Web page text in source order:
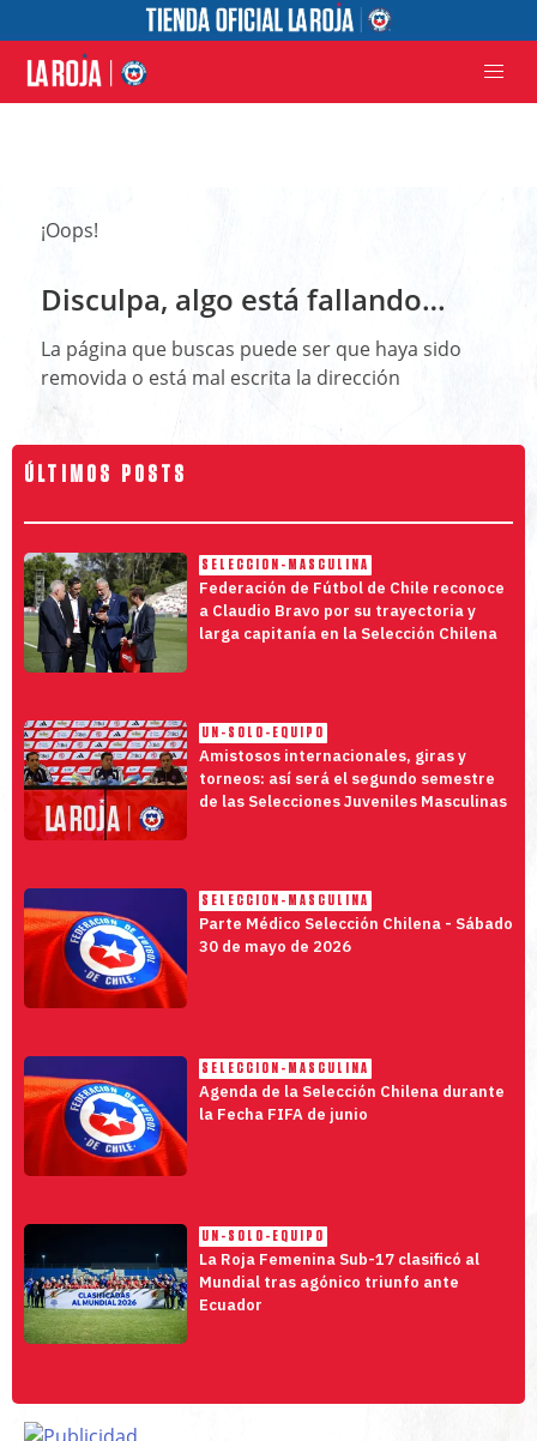
¡Oops!
Disculpa, algo está fallando…
La página que buscas puede ser que haya sido
removida o está mal escrita la dirección
ÚLTIMOS POSTS
SELECCION-MASCULINA
Federación de Fútbol de Chile reconoce
a Claudio Bravo por su trayectoria y
larga capitanía en la Selección Chilena
UN-SOLO-EQUIPO
Amistosos internacionales, giras y
torneos: así será el segundo semestre
de las Selecciones Juveniles Masculinas
SELECCION-MASCULINA
Parte Médico Selección Chilena - Sábado
30 de mayo de 2026
SELECCION-MASCULINA
Agenda de la Selección Chilena durante
la Fecha FIFA de junio
UN-SOLO-EQUIPO
La Roja Femenina Sub-17 clasificó al
Mundial tras agónico triunfo ante
Ecuador